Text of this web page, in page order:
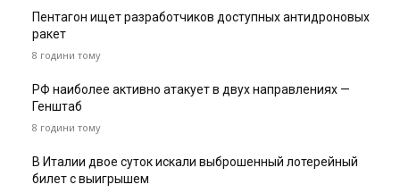
Пентагон ищет разработчиков доступных антидроновых
ракет
8 години тому
РФ наиболее активно атакует в двух направлениях —
Генштаб
8 години тому
В Италии двое суток искали выброшенный лотерейный
билет с выигрышем